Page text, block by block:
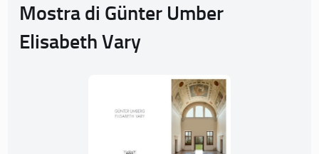
Mostra di Günter Umber
Elisabeth Vary